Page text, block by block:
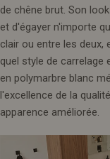
de chêne brut. Son
et d'égayer n'importe
clair ou entre les
quel style de carrelage
en polymarbre blanc
l'excellence de la
apparence améliorée.